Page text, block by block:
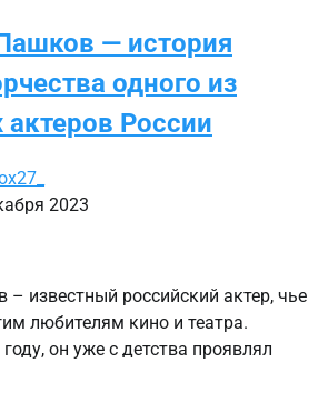
— история
одного из
России
2023
известный российский актер, чье
любителям кино и театра.
он уже с детства проявлял